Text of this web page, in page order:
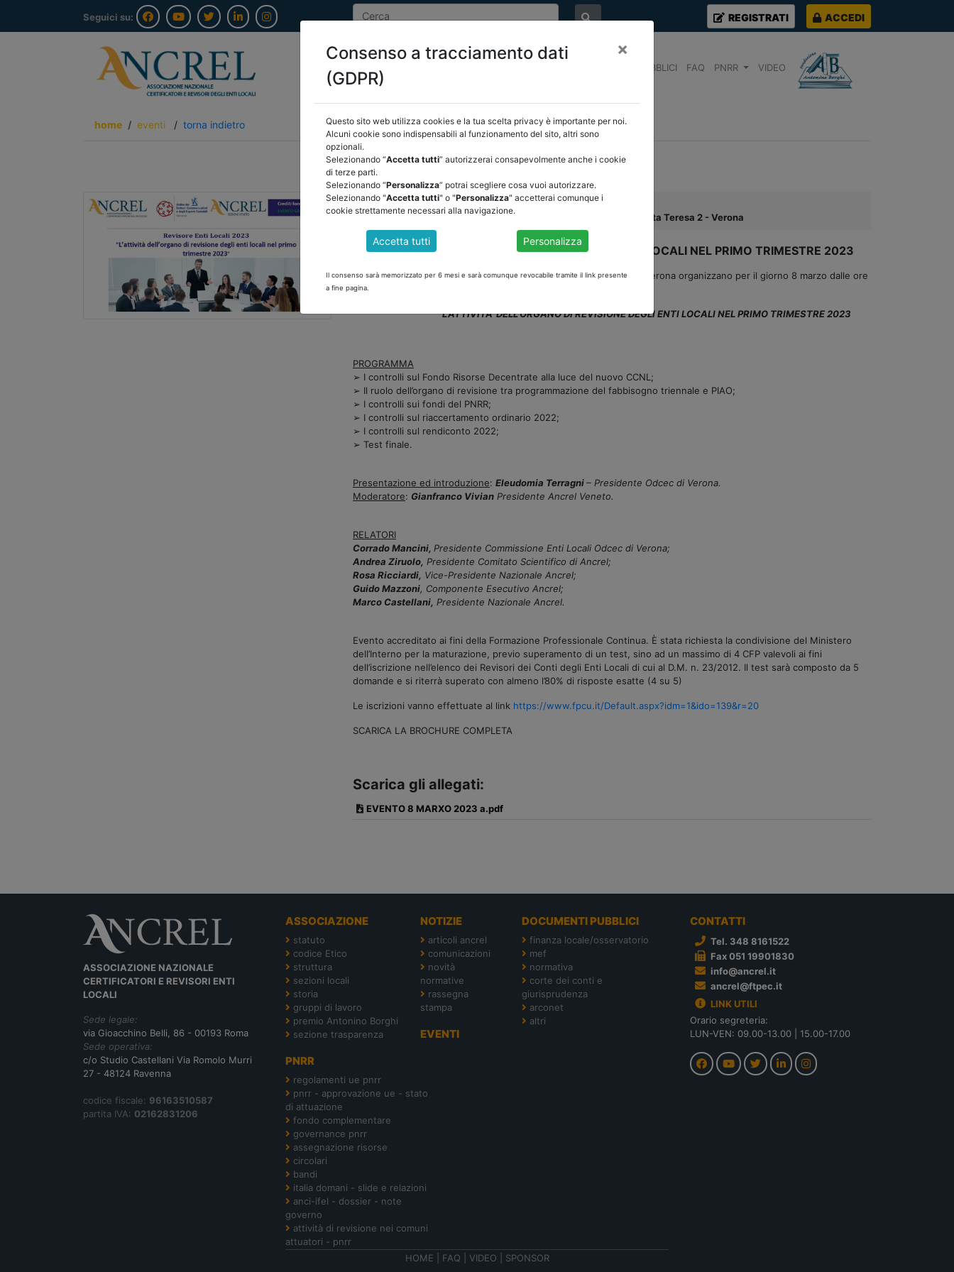
Seguici su: REGISTRATI ACCEDI
DOCUMENTI PUBBLICI FAQ PNRR VIDEO
home eventi / torna indietro
EVENTI
Data evento:08-03-2023
Luogo:08 Marzo 2023 Sala Convegni Associazione M15 Via Santa Teresa 2 - Verona
L'ATTIVITA' DELL'ORGANO DI REVISIONE DEGLI ENTI LOCALI NEL PRIMO TRIMESTRE 2023
Ancrel Nazionale ed Ancrel Veneto in collaborazione con ODCEC Verona organizzano per il giorno 8 marzo dalle ore
14.30 alle ore 18.30 un evento gratuito
L'ATTIVITA' DELL'ORGANO DI REVISIONE DEGLI ENTI LOCALI NEL PRIMO TRIMESTRE 2023
PROGRAMMA
➢ I controlli sul Fondo Risorse Decentrate alla luce del nuovo CCNL;
➢ Il ruolo dell’organo di revisione tra programmazione del fabbisogno triennale e PIAO;
➢ I controlli sui fondi del PNRR;
➢ I controlli sul riaccertamento ordinario 2022;
➢ I controlli sul rendiconto 2022;
➢ Test finale.
Presentazione ed introduzione: Eleudomia Terragni– Presidente Odcec di Verona.
Moderatore: Gianfranco Vivian Presidente Ancrel Veneto.
RELATORI
Corrado Mancini, Presidente Commissione Enti Locali Odcec di Verona;
Andrea Ziruolo, Presidente Comitato Scientifico di Ancrel;
Rosa Ricciardi, Vice-Presidente Nazionale Ancrel;
Guido Mazzoni, Componente Esecutivo Ancrel;
Marco Castellani, Presidente Nazionale Ancrel.
Evento accreditato ai fini della Formazione Professionale Continua. È stata richiesta la condivisione del Ministero
dell’Interno per la maturazione, previo superamento di un test, sino ad un massimo di 4 CFP valevoli ai fini
dell’iscrizione nell’elenco dei Revisori dei Conti degli Enti Locali di cui al D.M. n. 23/2012. Il test sarà composto da 5
domande e si riterrà superato con almeno l’80% di risposte esatte (4 su 5)
Le iscrizioni vanno effettuate al link https://www.fpcu.it/Default.aspx?idm=1&ido=139&r=20
SCARICA LA BROCHURE COMPLETA
Scarica gli allegati:
EVENTO 8 MARXO 2023 a.pdf
ASSOCIAZIONE NAZIONALE
CERTIFICATORI E REVISORI ENTI
LOCALI
Sede legale:
via Gioacchino Belli, 86 - 00193 Roma
Sede operativa:
c/o Studio Castellani Via Romolo Murri
27 - 48124 Ravenna
codice fiscale: 96163510587
partita IVA: 02162831206
ASSOCIAZIONE
statuto
codice Etico
struttura
sezioni locali
storia
gruppi di lavoro
premio Antonino Borghi
sezione trasparenza
NOTIZIE
articoli ancrel
comunicazioni
novità
normative
rassegna
stampa
EVENTI
DOCUMENTI PUBBLICI
finanza locale/osservatorio
mef
normativa
corte dei conti e
giurisprudenza
arconet
altri
PNRR
regolamenti ue pnrr
pnrr - approvazione ue - stato
di attuazione
fondo complementare
governance pnrr
assegnazione risorse
circolari
bandi
italia domani - slide e relazioni
anci-ifel - dossier - note
governo
attività di revisione nei comuni
attuatori - pnrr
HOME
FAQ VIDEO SPONSOR
CONTATTI
Tel. 348 8161522
Fax 051 19901830
info@ancrel.it
ancrel@ftpec.it
LINK UTILI
Orario segreteria:
LUN-VEN: 09.00-13.00 | 15.00-17.00
Consenso a tracciamento dati
(GDPR)
×
Questo sito web utilizza cookies e la tua scelta privacy è importante per noi.
Alcuni cookie sono indispensabili al funzionamento del sito, altri sono
opzionali.
Selezionando “Accetta tutti” autorizzerai consapevolmente anche i cookie
di terze parti.
Selezionando “Personalizza” potrai scegliere cosa vuoi autorizzare.
Selezionando "Accetta tutti" o "Personalizza" accetterai comunque i
cookie strettamente necessari alla navigazione.
Accetta tutti Personalizza
Il consenso sarà memorizzato per 6 mesi e sarà comunque revocabile tramite il link presente
a fine pagina.